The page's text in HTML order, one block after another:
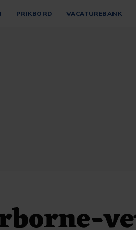
PRIKBORD VACATUREBANK